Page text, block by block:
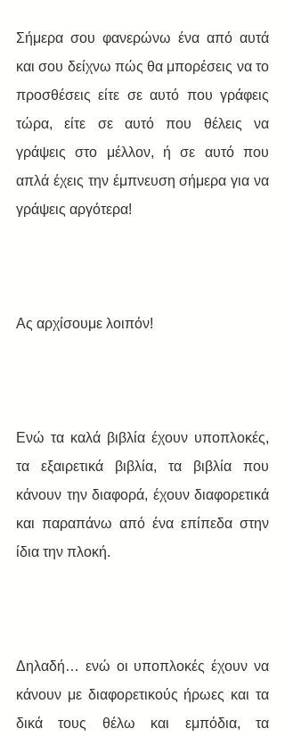
Σήμερα σου φανερώνω ένα από αυτά
και σου δείχνω πώς θα μπορέσεις να το
προσθέσεις είτε σε αυτό που γράφεις
τώρα, είτε σε αυτό που θέλεις να
γράψεις στο μέλλον, ή σε αυτό που
απλά έχεις την έμπνευση σήμερα για να
γράψεις αργότερα!
Ας αρχίσουμε λοιπόν!
Ενώ τα καλά βιβλία έχουν υποπλοκές,
τα εξαιρετικά βιβλία, τα βιβλία που
κάνουν την διαφορά, έχουν διαφορετικά
και παραπάνω από ένα επίπεδα στην
ίδια την πλοκή.
Δηλαδή… ενώ οι υποπλοκές έχουν να
κάνουν με διαφορετικούς ήρωες και τα
δικά τους θέλω και εμπόδια, τα